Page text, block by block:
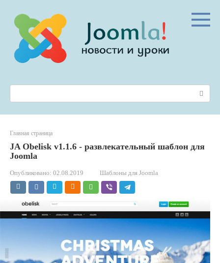
контенту
Главная страница
JA Obelisk v1.1.6 - развлекательный шаблон для
Joomla
Опубликовано: 02.08.2019 Шаблоны для Joomla